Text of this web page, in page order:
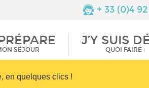
+ 33 (0)4
SÉJOUR
J’Y SUIS
QUOI FAIRE
Commerces et
services
en quelques clics !